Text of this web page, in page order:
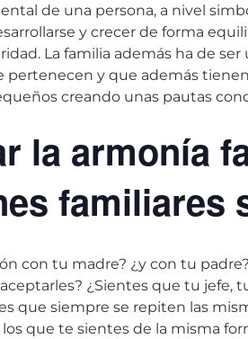
de una persona, a nivel
y crecer de forma
La familia además ha de
y que además
creando unas pautas
la armonía
familiares
con tu madre? ¿y con tu
¿Sientes que tu jefe,
que siempre se repiten las
que te sientes de la misma